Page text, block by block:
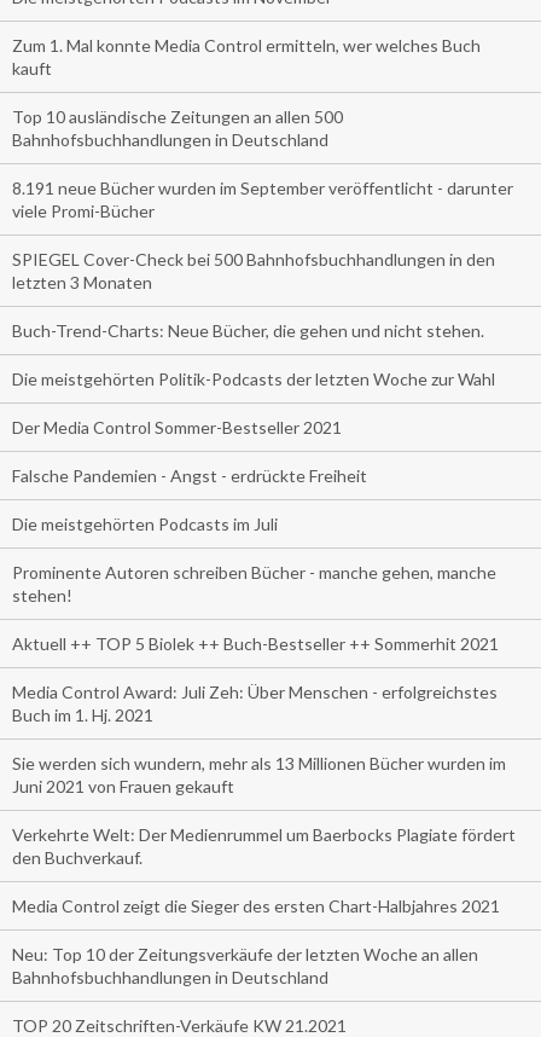
Zum 1. Mal konnte Media Control ermitteln, wer welches Buch
kauft
Top 10 ausländische Zeitungen an allen 500
Bahnhofsbuchhandlungen in Deutschland
8.191 neue Bücher wurden im September veröffentlicht - darunter
viele Promi-Bücher
SPIEGEL Cover-Check bei 500 Bahnhofsbuchhandlungen in den
letzten 3 Monaten
Buch-Trend-Charts: Neue Bücher, die gehen und nicht stehen.
Die meistgehörten Politik-Podcasts der letzten Woche zur Wahl
Der Media Control Sommer-Bestseller 2021
Falsche Pandemien - Angst - erdrückte Freiheit
Die meistgehörten Podcasts im Juli
Prominente Autoren schreiben Bücher - manche gehen, manche
stehen!
Aktuell ++ TOP 5 Biolek ++ Buch-Bestseller ++ Sommerhit 2021
Media Control Award: Juli Zeh: Über Menschen - erfolgreichstes
Buch im 1. Hj. 2021
Sie werden sich wundern, mehr als 13 Millionen Bücher wurden im
Juni 2021 von Frauen gekauft
Verkehrte Welt: Der Medienrummel um Baerbocks Plagiate fördert
den Buchverkauf.
Media Control zeigt die Sieger des ersten Chart-Halbjahres 2021
Neu: Top 10 der Zeitungsverkäufe der letzten Woche an allen
Bahnhofsbuchhandlungen in Deutschland
TOP 20 Zeitschriften-Verkäufe KW 21.2021